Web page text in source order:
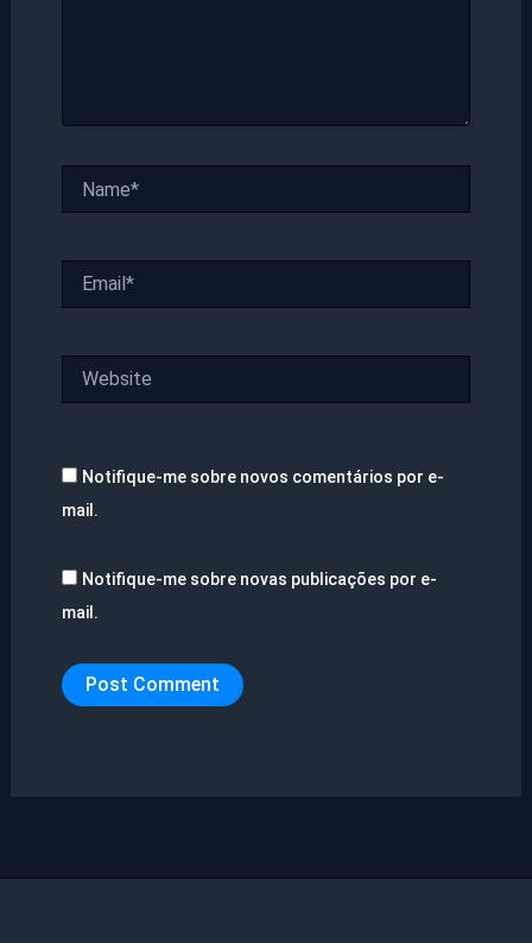
Notifique-me sobre novos comentários por e-
mail.
Notifique-me sobre novas publicações por e-
mail.